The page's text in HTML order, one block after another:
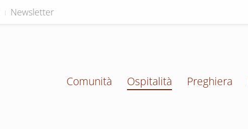
Newsletter
Comunità Ospitalità Preghiera